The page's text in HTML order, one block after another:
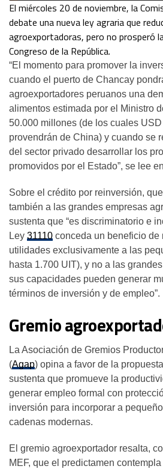
El miércoles 20 de noviembre, la
debate una nueva ley agraria que
agroexportadoras, pero no prosperó
Congreso de la República.
“El momento para promover la
cuando el puerto de Chancay
agroexportadores peruanos una
alimentos estimada por el Ministro
50.000 millones (de los cuales
provendrán de China) y cuando se
del sector privado desarrollar los
promovidos por el Estado”, se lee
Sobre el crédito por reinversión,
también a las grandes empresas
sustenta que “es discriminatorio e
Ley 31110 conceda un beneficio de
utilidades exclusivamente a las
hasta 1.700 UIT), y no a las
sus capacidades pueden generar
términos de inversión y de empleo”.
Gremio
La Asociación de Gremios
(Agap) opina a favor de la
sustenta que promueve la
generar empleo formal con
inversión para incorporar a
cadenas modernas.
El gremio agroexportador resalta,
MEF, que el predictamen